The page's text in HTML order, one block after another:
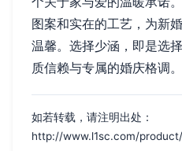
图案和实在的工艺，为新
温馨。选择少涵，即是选
质信赖与专属的婚庆格调。
如若转载，请注明出处：
http://www.l1sc.com/